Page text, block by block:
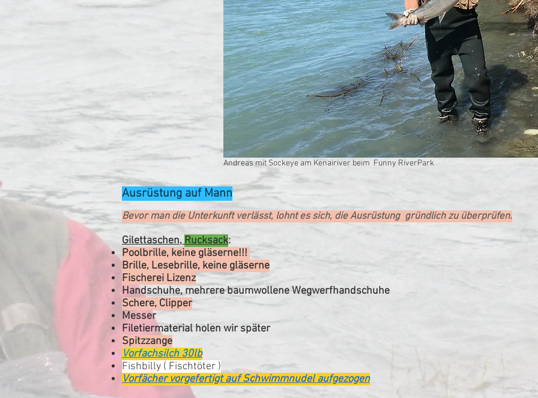
Andreas mit Sockeye am Kenairiver beim Funny RiverPark
Ausrüstung auf Mann
Bevor man die Unterkunft verlässt, lohnt es sich, die Ausrüstung gründlich zu überprüfen.
Gilettaschen, Rucksack:
Poolbrille, keine gläserne!!!
Brille, Lesebrille, keine gläserne
Fischerei Lizenz
Handschuhe, mehrere baumwollene Wegwerfhandschuhe
Schere, Clipper
Messer
Filetiermaterial holen wir später
Spitzzange
Vorfachsilch 30lb
Fishbilly ( Fischtöter )
Vorfächer vorgefertigt auf Schwimmnudel aufgezogen